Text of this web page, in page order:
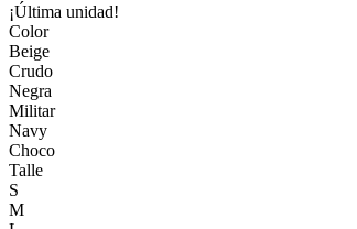
¡Última unidad!
Color
Beige
Crudo
Negra
Militar
Navy
Choco
Talle
S
M